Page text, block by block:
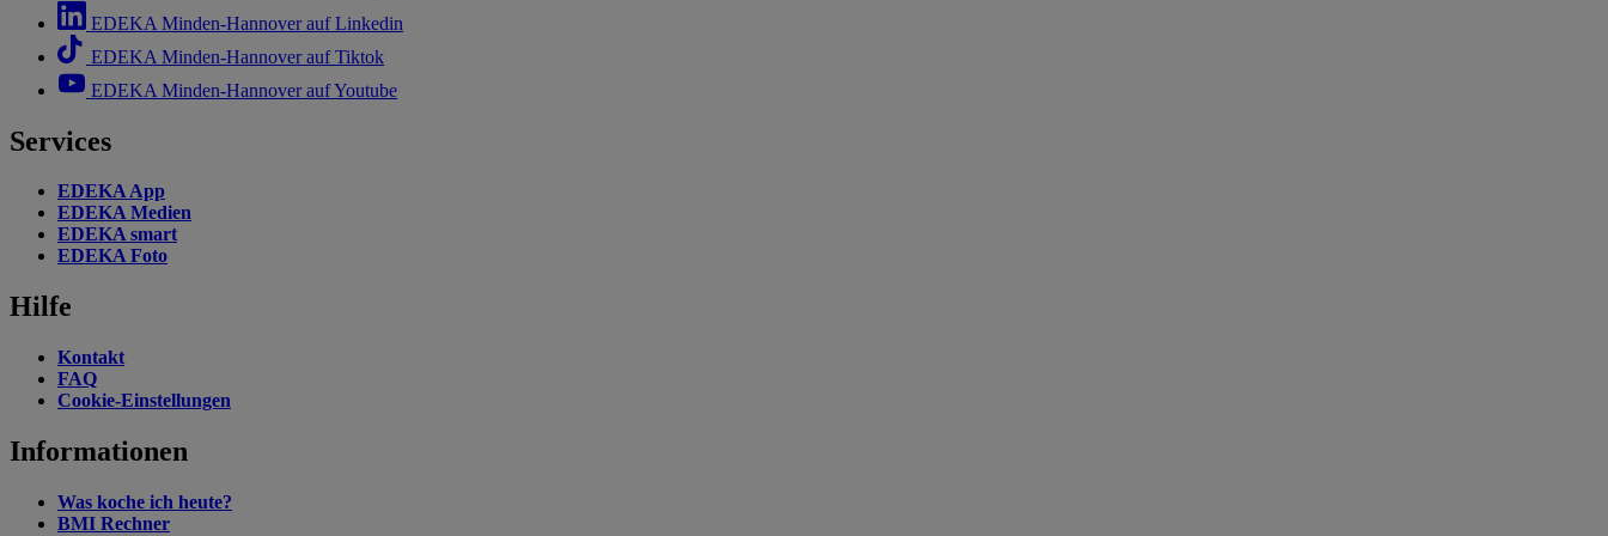
EDEKA Minden-Hannover auf Linkedin
EDEKA Minden-Hannover auf Tiktok
EDEKA Minden-Hannover auf Youtube
Services
EDEKA App
EDEKA Medien
EDEKA smart
EDEKA Foto
Hilfe
Kontakt
FAQ
Cookie-Einstellungen
Informationen
Was koche ich heute?
BMI Rechner